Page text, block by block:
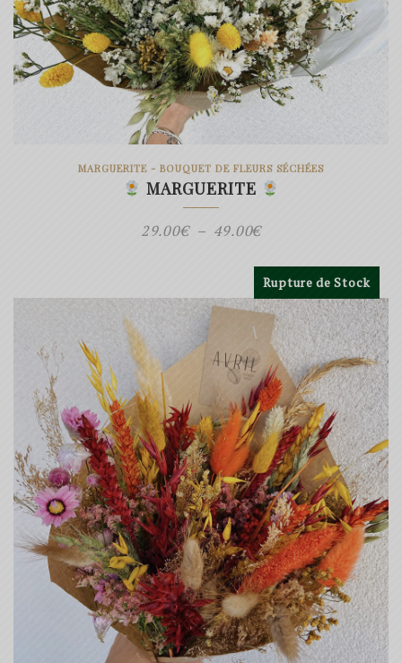
MARGUERITE - BOUQUET DE FLEURS SÉCHÉES
MARGUERITE
29.00€ – 49.00€Plage
prix :
29.00€
49.00€
Rupture de Stock